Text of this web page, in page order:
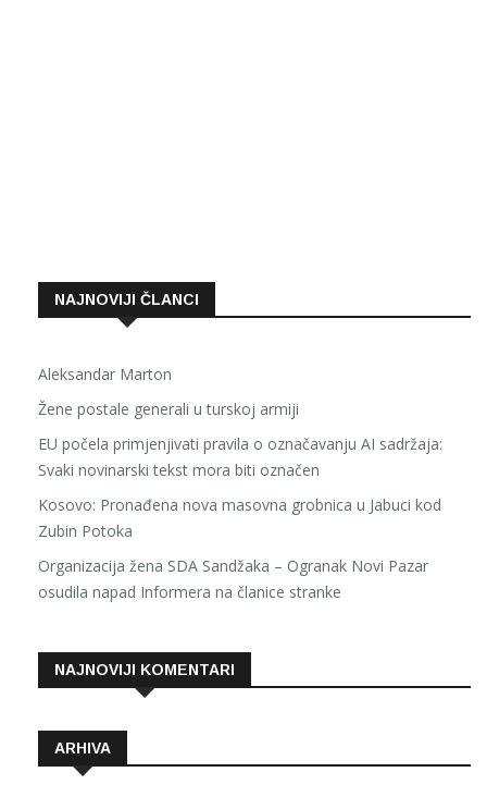
NAJNOVIJI ČLANCI
Aleksandar Marton
Žene postale generali u turskoj armiji
EU počela primjenjivati pravila o označavanju AI sadržaja:
Svaki novinarski tekst mora biti označen
Kosovo: Pronađena nova masovna grobnica u Jabuci kod
Zubin Potoka
Organizacija žena SDA Sandžaka – Ogranak Novi Pazar
osudila napad Informera na članice stranke
NAJNOVIJI KOMENTARI
ARHIVA